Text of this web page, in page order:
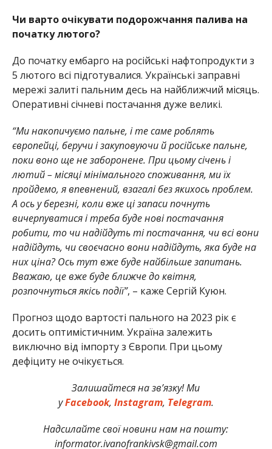
Чи варто очікувати подорожчання палива на
початку лютого?
До початку ембарго на російські нафтопродукти з
5 лютого всі підготувалися. Українські заправні
мережі залиті пальним десь на найближчий місяць.
Оперативні січневі постачання дуже великі.
“Ми накопичуємо пальне, і те саме роблять
європейці, беручи і закуповуючи й російське пальне,
поки воно ще не заборонене. При цьому січень і
лютий – місяці мінімального споживання, ми їх
пройдемо, я впевнений, взагалі без якихось проблем.
А ось у березні, коли вже ці запаси почнуть
вичерпуватися і треба буде нові постачання
робити, то чи надійдуть ті постачання, чи всі вони
надійдуть, чи своєчасно вони надійдуть, яка буде на
них ціна? Ось тут вже буде найбільше запитань.
Вважаю, це вже буде ближче до квітня,
розпочнуться якісь події”, – каже Сергій Куюн.
Прогноз щодо вартості пального на 2023 рік є
досить оптимістичним. Україна залежить
виключно від імпорту з Європи. При цьому
дефіциту не очікується.
Залишайтеся на зв’язку! Ми
уFacebook, Instagram, Telegram.
Надсилайте свої новини нам на пошту:
informator.ivanofrankivsk@gmail.com